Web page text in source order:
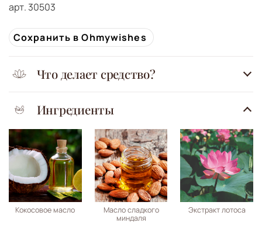
арт. 30503
Сохранить в Ohmywishes
Что делает средство?
Ингредиенты
Кокосовое масло
Масло сладкого
миндаля
Экстракт лотоса